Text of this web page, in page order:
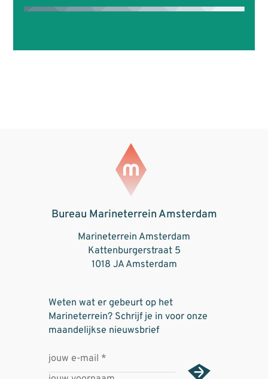
Bureau Marineterrein Amsterdam
Marineterrein Amsterdam
Kattenburgerstraat 5
1018 JA Amsterdam
Weten wat er gebeurt op het
Marineterrein? Schrijf je in voor onze
maandelijkse nieuwsbrief